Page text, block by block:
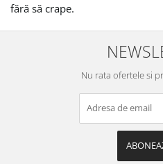
fără să crape.
Nu rata ofertele si